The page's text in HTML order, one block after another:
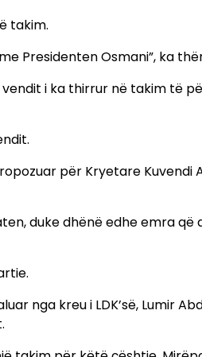
takim.
Presidenten Osmani”, ka
i ka thirrur në takim të
për Kryetare Kuvendi
duke dhënë edhe emra që
nga kreu i LDK’së, Lumir